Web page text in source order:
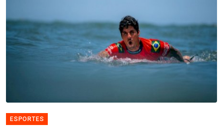
ESPORTES